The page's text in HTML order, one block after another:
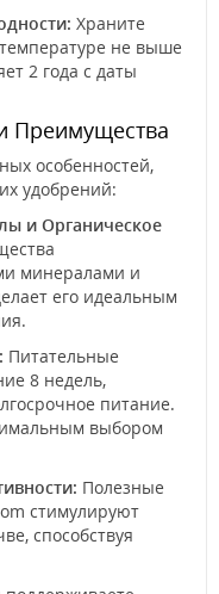
Храните
не выше
2 года с даты
Преимущества
особенностей,
удобрений:
и Органическое
минералами и
его идеальным
Питательные
8 недель,
питание.
выбором
Полезные
стимулируют
способствуя